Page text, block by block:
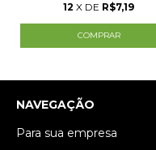
12 X DE R$7,19
NAVEGAÇÃO
Para sua empresa